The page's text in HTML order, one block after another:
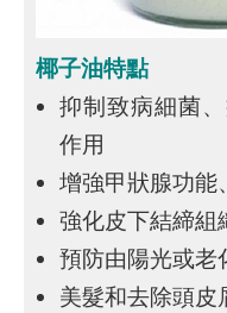
椰子油特點
抑制致病細菌
作用
增強甲狀腺功能
強化皮下結締組
預防由陽光或老
美髮和去除頭皮